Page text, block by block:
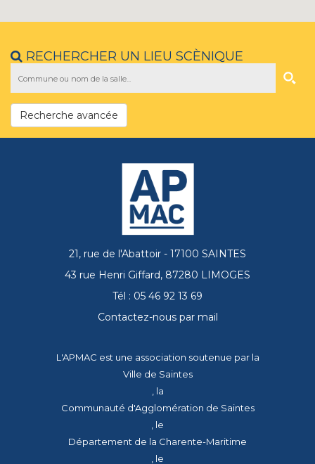
RECHERCHER UN LIEU SCÈNIQUE
Recherche avancée
21, rue de l'Abattoir - 17100 SAINTES
43 rue Henri Giffard, 87280 LIMOGES
Tél : 05 46 92 13 69
Contactez-nous par mail
L'APMAC est une association soutenue par la
Ville de Saintes
, la
Communauté d'Agglomération de Saintes
, le
Département de la Charente-Maritime
, le